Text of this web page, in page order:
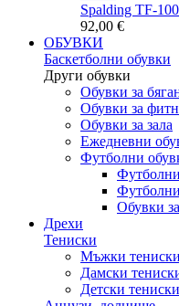
Spalding TF-
92,00 €
ОБУВКИ
Баскетболни обувки
Други обувки
Обувки за
Обувки за
Обувки за зала
Ежедневни
Футболни
Футболни
Футболни
Обувки
Дрехи
Тениски
Мъжки тениски
Дамски
Детски тениски